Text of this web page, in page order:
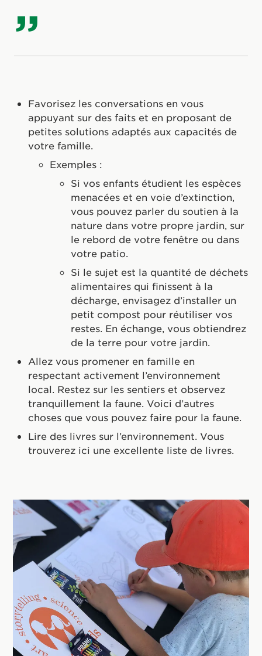
Favorisez les conversations en vous
appuyant sur des faits et en proposant de
petites solutions adaptés aux capacités de
votre famille.
Exemples :
Si vos enfants étudient les espèces
menacées et en voie d’extinction,
vous pouvez parler du soutien à la
nature dans votre propre jardin, sur
le rebord de votre fenêtre ou dans
votre patio.
Si le sujet est la quantité de déchets
alimentaires qui finissent à la
décharge, envisagez d’installer un
petit compost pour réutiliser vos
restes. En échange, vous obtiendrez
de la terre pour votre jardin.
Allez vous promener en famille en
respectant activement l’environnement
local. Restez sur les sentiers et observez
tranquillement la faune. Voici d’autres
choses que vous pouvez faire pour la faune.
Lire des livres sur l’environnement. Vous
trouverez ici une excellente liste de livres.